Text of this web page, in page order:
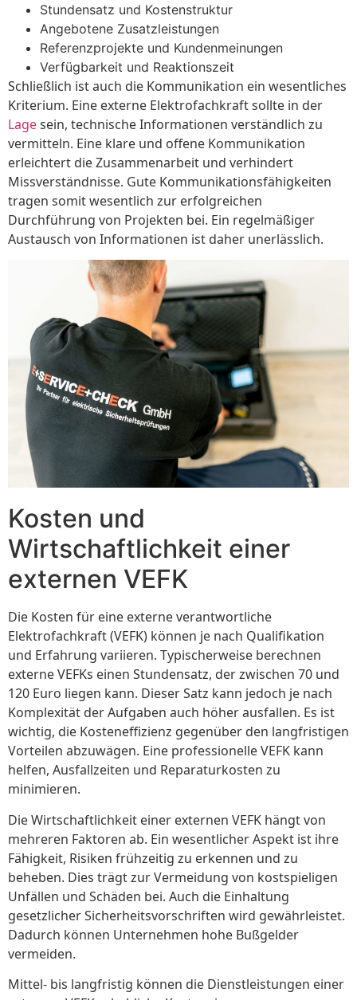
Stundensatz und Kostenstruktur
Angebotene Zusatzleistungen
Referenzprojekte und Kundenmeinungen
Verfügbarkeit und Reaktionszeit
Schließlich ist auch die Kommunikation ein wesentliches
Kriterium. Eine externe Elektrofachkraft sollte in der
Lagesein, technische Informationen verständlich zu
vermitteln. Eine klare und offene Kommunikation
erleichtert die Zusammenarbeit und verhindert
Missverständnisse. Gute Kommunikationsfähigkeiten
tragen somit wesentlich zur erfolgreichen
Durchführung von Projekten bei. Ein regelmäßiger
Austausch von Informationen ist daher unerlässlich.
Kosten und
Wirtschaftlichkeit einer
externen VEFK
Die Kosten für eine externe verantwortliche
Elektrofachkraft (VEFK) können je nach Qualifikation
und Erfahrung variieren. Typischerweise berechnen
externe VEFKs einen Stundensatz, der zwischen 70 und
120 Euro liegen kann. Dieser Satz kann jedoch je nach
Komplexität der Aufgaben auch höher ausfallen. Es ist
wichtig, die Kosteneffizienz gegenüber den langfristigen
Vorteilen abzuwägen. Eine professionelle VEFK kann
helfen, Ausfallzeiten und Reparaturkosten zu
minimieren.
Die Wirtschaftlichkeit einer externen VEFK hängt von
mehreren Faktoren ab. Ein wesentlicher Aspekt ist ihre
Fähigkeit, Risiken frühzeitig zu erkennen und zu
beheben. Dies trägt zur Vermeidung von kostspieligen
Unfällen und Schäden bei. Auch die Einhaltung
gesetzlicher Sicherheitsvorschriften wird gewährleistet.
Dadurch können Unternehmen hohe Bußgelder
vermeiden.
Mittel- bis langfristig können die Dienstleistungen einer